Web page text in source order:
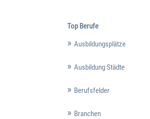
Top Berufe
Ausbildungsplätze
Ausbildung Städte
Berufsfelder
Branchen